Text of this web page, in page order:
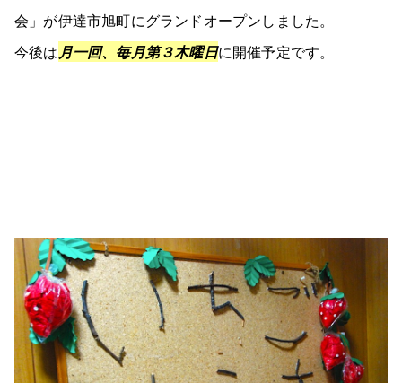
会」が伊達市旭町にグランドオープンしました。
今後は月一回、毎月第３木曜日に開催予定です。